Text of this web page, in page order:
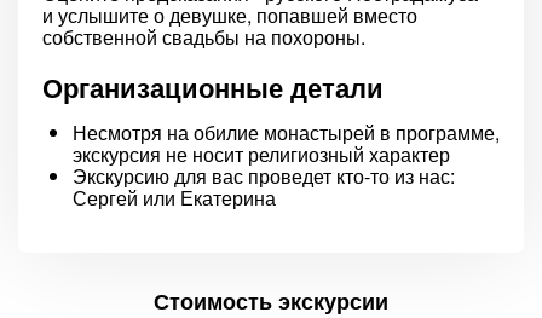
и услышите о девушке, попавшей вместо
собственной свадьбы на похороны.
Организационные детали
Несмотря на обилие монастырей в программе,
экскурсия не носит религиозный характер
Экскурсию для вас проведет кто-то из нас:
Сергей или Екатерина
Стоимость экскурсии